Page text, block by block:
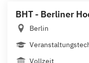
BHT - Berliner
Berlin
Vollzeit